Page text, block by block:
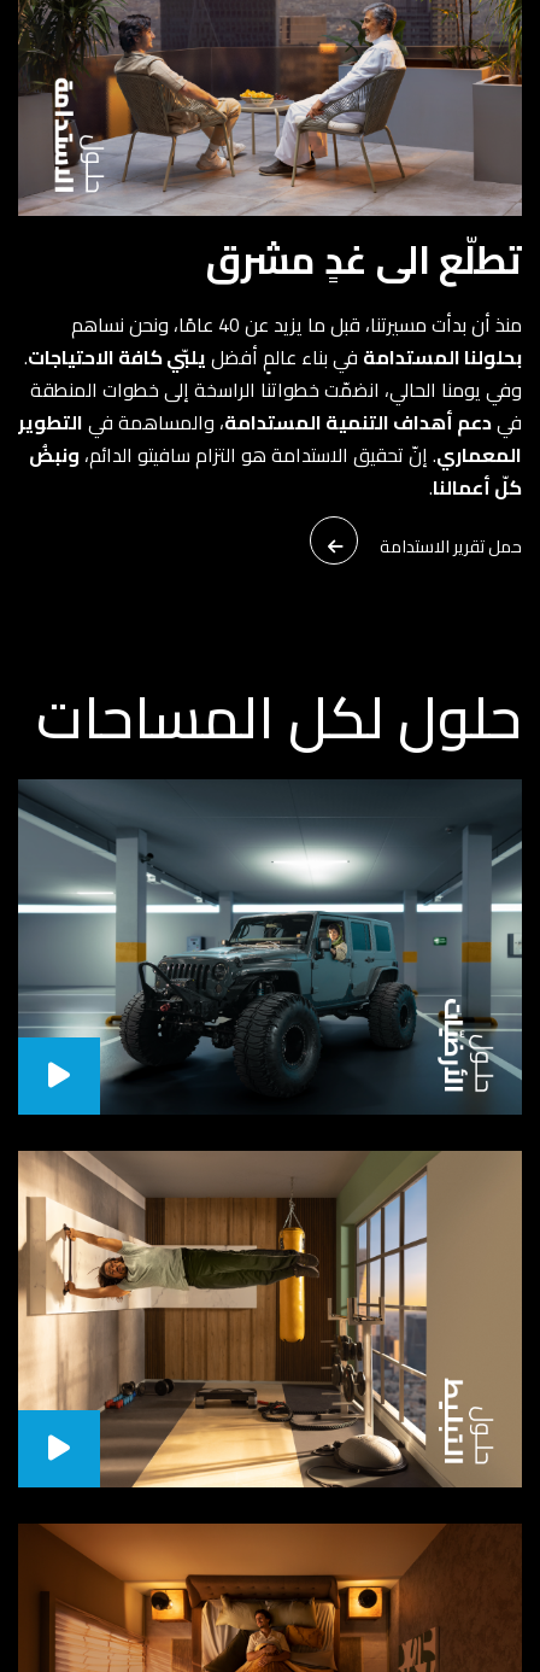
تطلّع الى غدٍ مشرق
منذ أن بدأت مسيرتنا، قبل ما يزيد عن 40 عامًا، ونحن نساهم
بحلولنا المستدامة في بناء عالمٍ أفضليلبّي كافة الاحتياجات.
وفي يومنا الحالي، انضمّت خطواتنا الراسخة إلى خطوات المنطقة
فيدعم أهداف التنمية المستدامة، والمساهمة فيالتطوير
المعماري. إنّ تحقيق الاستدامة هو التزام سافيتو الدائم، ونبضُ
كلّ أعمالنا.
حمل تقرير الاستدامة
حلول لكل المساحات